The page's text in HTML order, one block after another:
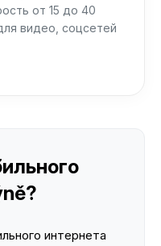
от 15 до 40
видео, соцсетей
интернета